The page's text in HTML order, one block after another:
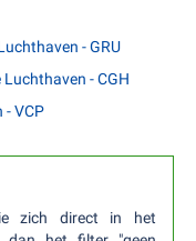
- GRU
- CGH
VCP
zich direct in het